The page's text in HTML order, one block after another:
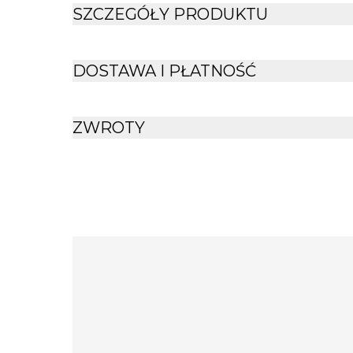
SZCZEGÓŁY PRODUKTU
DOSTAWA I PŁATNOŚĆ
ZWROTY